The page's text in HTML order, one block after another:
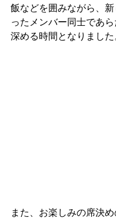
飯などを囲みながら、
ったメンバー同士であ
深める時間となりました
また、お楽しみの席決